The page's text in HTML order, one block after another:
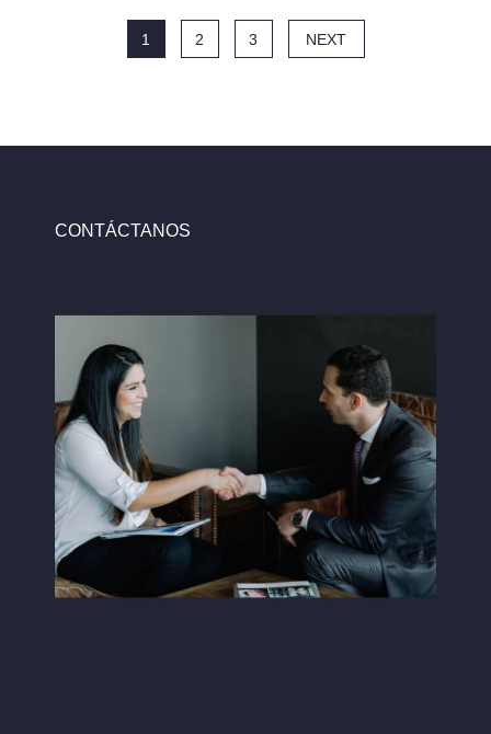
1 2 3 NEXT
CONTÁCTANOS